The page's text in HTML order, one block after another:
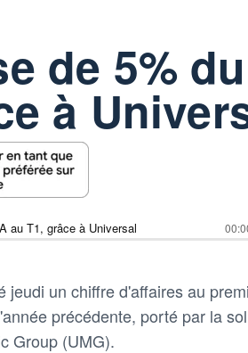
de 5% du
à
au T1, grâce à Universal
jeudi un chiffre d'affaires au
précédente, porté par la
Group (UMG).